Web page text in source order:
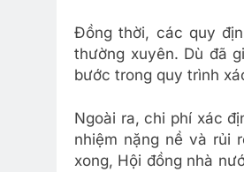
Đồng thời, các quy
thường xuyên. Dù đã
bước trong quy trình
Ngoài ra, chi phí xác
nhiệm nặng nề và rủi
xong, Hội đồng nhà